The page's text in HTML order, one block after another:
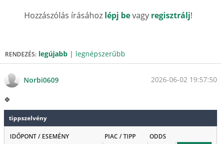
Hozzászólás írásához lépj bevagy regisztrálj!
RENDEZÉS: legújabb | legnépszerűbb
Norbi0609 2026-06-02 19:57:50
🍀
tippszelvény
IDŐPONT / ESEMÉNY PIAC / TIPP ODDS